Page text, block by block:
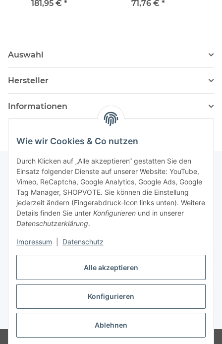
Alle akzeptieren
Konfigurieren
Ablehnen
Wie wir Cookies & Co nutzen
Durch Klicken auf „Alle akzeptieren“ gestatten Sie den
Einsatz folgender Dienste auf unserer Website: YouTube,
Vimeo, ReCaptcha, Google Analytics, Google Ads, Google
Tag Manager, SHOPVOTE. Sie können die Einstellung
jederzeit ändern (Fingerabdruck-Icon links unten). Weitere
Details finden Sie unter Konfigurieren und in unserer
Datenschutzerklärung.
Impressum Datenschutz
181,95 € *
71,76 € *
Auswahl
Hersteller
Informationen
Newsletter Abonnieren
Bitte senden Sie mir entsprechend Ihrer
Datenschutzerklärungregelmäßig und jederzeit widerruflich
Informationen zu Ihrem Produktsortiment per E-Mail zu.
Abonnieren
Newsletter Abonnieren
Vertrag widerrufen
* Alle Preise inkl. gesetzlicher USt., zzgl.